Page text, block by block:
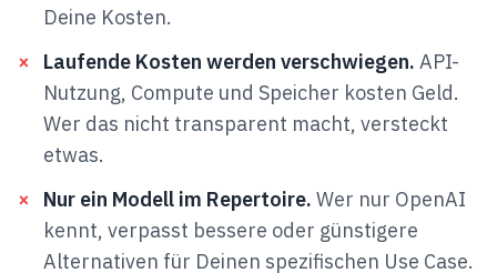
Deine Kosten.
×
Laufende Kosten werden verschwiegen. API-
Nutzung, Compute und Speicher kosten Geld.
Wer das nicht transparent macht, versteckt
etwas.
×
Nur ein Modell im Repertoire. Wer nur OpenAI
kennt, verpasst bessere oder günstigere
Alternativen für Deinen spezifischen Use Case.